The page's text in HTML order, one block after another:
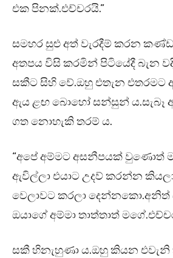
එක පිනක්.එච්චරයි.”
සමහර සුළු අත් වැරදීම් කරන
අතපය විසි කරමින් පිටියේදී බැන
සකීට සිහි වේ.ඔහු එතැන
ඇය ළඟ බොහෝ සන්සුන් ය.සැබෑ
ගත නොහැකි තරම් ය.
“අපේ අම්මට අසනීපයක් වුණොත්
ඇවිල්ලා එයාට උදව් කරන්න
වෙලාවට කරලා දෙන්නකො.අනිත්
ඔයාගේ අම්මා තාත්තාත්
සකී හිනැහුණා ය.ඔහු කියන එවැනි